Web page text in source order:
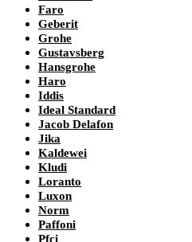
Faro
Geberit
Grohe
Gustavsberg
Hansgrohe
Haro
Iddis
Ideal Standard
Jacob Delafon
Jika
Kaldewei
Kludi
Loranto
Luxon
Norm
Paffoni
Pfci